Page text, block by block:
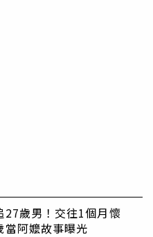
27歲男！交往1個月懷
阿嬤故事曝光